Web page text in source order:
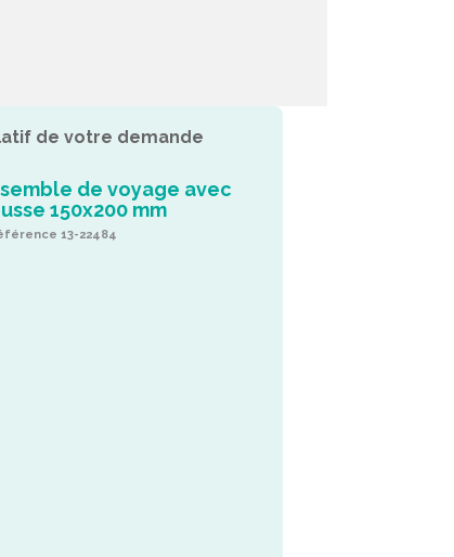
de votre demande
de voyage avec
150x200 mm
13-22484